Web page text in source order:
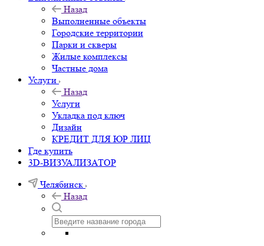
Назад
Выполненные объекты
Городские территории
Парки и скверы
Жилые комплексы
Частные дома
Услуги
Назад
Услуги
Укладка под ключ
Дизайн
КРЕДИТ ДЛЯ ЮР ЛИЦ
Где купить
3D-ВИЗУАЛИЗАТОР
Челябинск
Назад